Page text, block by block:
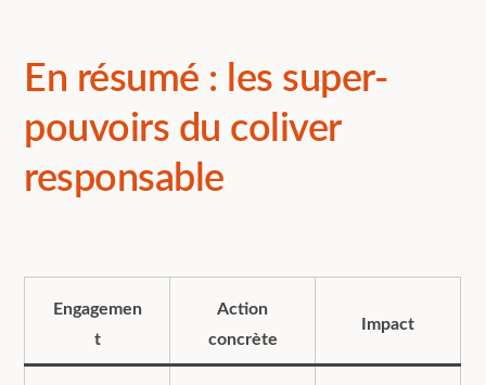
En résumé : les super-
pouvoirs du coliver
responsable
Engagemen
t
Action
concrète
Impact